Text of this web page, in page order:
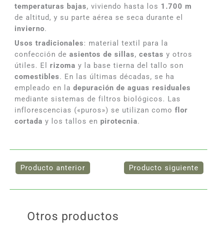
temperaturas bajas, viviendo hasta los 1.700 m
de altitud, y su parte aérea se seca durante el
invierno.
Usos tradicionales: material textil para la
confección de asientos de sillas, cestas y otros
útiles. El rizoma y la base tierna del tallo son
comestibles. En las últimas décadas, se ha
empleado en la depuración de aguas residuales
mediante sistemas de filtros biológicos. Las
inflorescencias («puros») se utilizan como flor
cortada y los tallos en pirotecnia.
Otros productos